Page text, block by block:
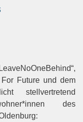
Future und dem
stellvertretend
des